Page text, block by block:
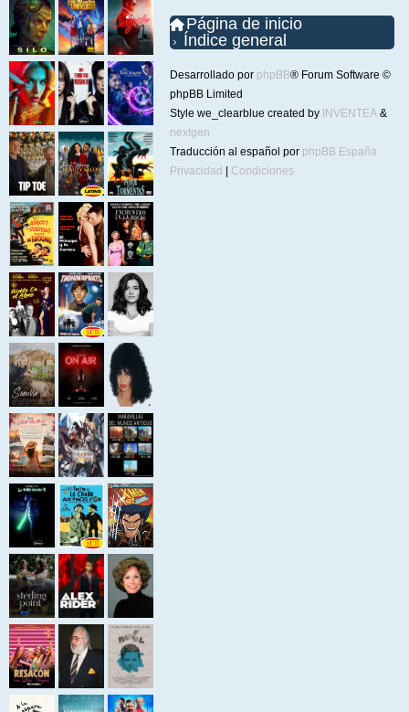
Página de inicio
Índice general
Desarrollado por phpBB® Forum Software ©
phpBB Limited
Style we_clearblue created by INVENTEA &
nextgen
Traducción al español por phpBB España
Privacidad
Condiciones